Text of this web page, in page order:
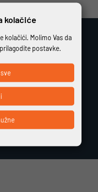
kamata
kolačiće
kolačići. Molimo Vas da
postavke.